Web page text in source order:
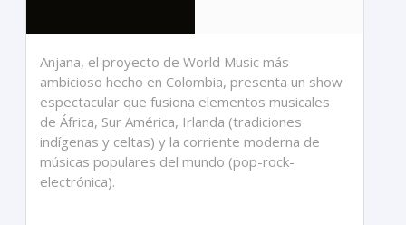
Anjana, el proyecto de World Music más
ambicioso hecho en Colombia, presenta un show
espectacular que fusiona elementos musicales
de África, Sur América, Irlanda (tradiciones
indígenas y celtas) y la corriente moderna de
músicas populares del mundo (pop-rock-
electrónica).